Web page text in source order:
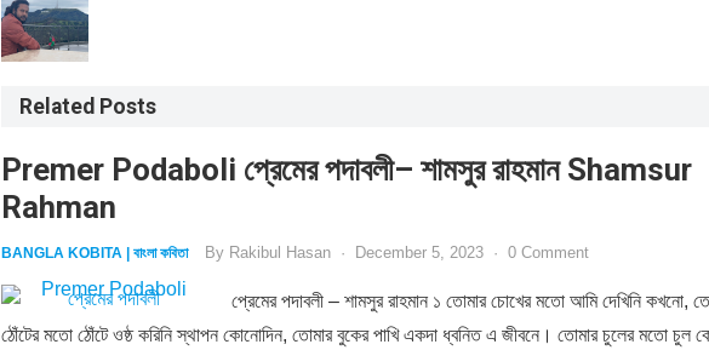
Related Posts
Premer Podaboli প্রেমের পদাবলী– শামসুর রাহমান Shamsur
Rahman
BANGLA KOBITA | বাংলা কবিতা By Rakibul Hasan · December 5, 2023 · 0 Comment
প্রেমের পদাবলী – শামসুর রাহমান ১ তোমার চোখের মতো আমি দেখিনি কখনো,
ঠোঁটের মতো ঠোঁটে ওষ্ঠ করিনি স্থাপন কোনোদিন, তোমার বুকের পাখি একদা ধ্বনিত এ জীবনে। তোমার চুলের মতো চুল